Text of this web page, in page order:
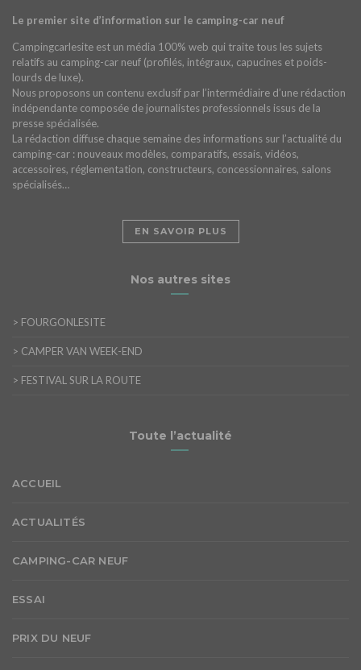
Le premier site d’information sur le camping-car neuf
Campingcarlesite est un média 100% web qui traite tous les sujets
relatifs au camping-car neuf (profilés, intégraux, capucines et poids-
lourds de luxe).
Nous proposons un contenu exclusif par l’intermédiaire d’une rédaction
indépendante composée de journalistes professionnels issus de la
presse spécialisée.
La rédaction diffuse chaque semaine des informations sur l’actualité du
camping-car : nouveaux modèles, comparatifs, essais, vidéos,
accessoires, réglementation, constructeurs, concessionnaires, salons
spécialisés…
EN SAVOIR PLUS
Nos autres sites
> FOURGONLESITE
> CAMPER VAN WEEK-END
> FESTIVAL SUR LA ROUTE
Toute l’actualité
ACCUEIL
ACTUALITÉS
CAMPING-CAR NEUF
ESSAI
PRIX DU NEUF